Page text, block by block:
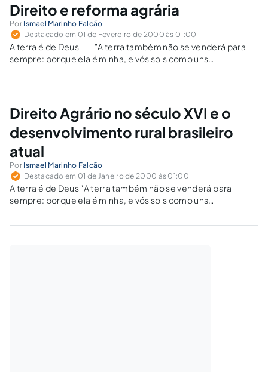
Direito e reforma agrária
Por Ismael Marinho Falcão
Destacado em 01 de Fevereiro de 2000 às 01:00
A terra é de Deus "A terra também não se venderá para
sempre: porque ela é minha, e vós sois como uns
Se é certo que a terra morre Quando no…
Direito Agrário no século XVI e o
desenvolvimento rural brasileiro
atual
Por Ismael Marinho Falcão
Destacado em 01 de Janeiro de 2000 às 01:00
A terra é de Deus "A terra também não se venderá para
sempre: porque ela é minha, e vós sois como uns
O autor aborda o problema do direito rural…